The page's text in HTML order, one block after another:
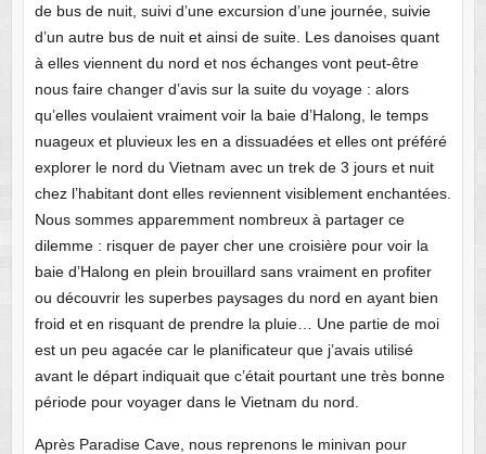
de bus de nuit, suivi d’une excursion d’une journée, suivie
d’un autre bus de nuit et ainsi de suite. Les danoises quant
à elles viennent du nord et nos échanges vont peut-être
nous faire changer d’avis sur la suite du voyage : alors
qu’elles voulaient vraiment voir la baie d’Halong, le temps
nuageux et pluvieux les en a dissuadées et elles ont préféré
explorer le nord du Vietnam avec un trek de 3 jours et nuit
chez l’habitant dont elles reviennent visiblement enchantées.
Nous sommes apparemment nombreux à partager ce
dilemme : risquer de payer cher une croisière pour voir la
baie d’Halong en plein brouillard sans vraiment en profiter
ou découvrir les superbes paysages du nord en ayant bien
froid et en risquant de prendre la pluie… Une partie de moi
est un peu agacée car le planificateur que j’avais utilisé
avant le départ indiquait que c’était pourtant une très bonne
période pour voyager dans le Vietnam du nord.
Après Paradise Cave, nous reprenons le minivan pour